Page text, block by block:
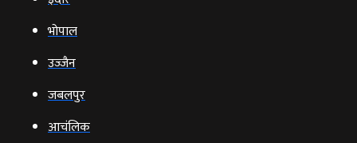
भोपाल
उज्‍जैन
जबलपुर
आचंलिक